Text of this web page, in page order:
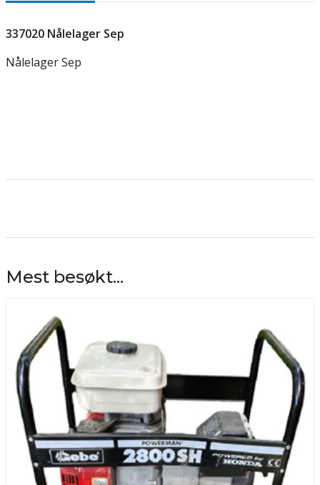
337020 Nålelager Sep
Nålelager Sep
Mest besøkt...